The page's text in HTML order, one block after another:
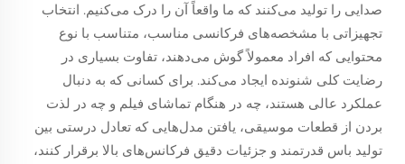
صدایی را تولید می‌کنند که ما واقعاً آن را درک می‌کنیم. انتخاب
تجهیزاتی با مشخصه‌های فرکانسی مناسب، متناسب با نوع
محتوایی که افراد معمولاً گوش می‌دهند، تفاوت بسیاری در
رضایت کلی شنونده ایجاد می‌کند. برای کسانی که به دنبال
عملکرد عالی هستند، چه در هنگام تماشای فیلم و چه در لذت
بردن از قطعات موسیقی، یافتن مدل‌هایی که تعادل درستی بین
تولید باس قدرتمند و جزئیات دقیق فرکانس‌های بالا برقرار کنند،